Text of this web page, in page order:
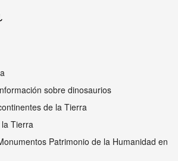
sobre dinosaurios
de la Tierra
Tierra
Patrimonio de la Humanidad en